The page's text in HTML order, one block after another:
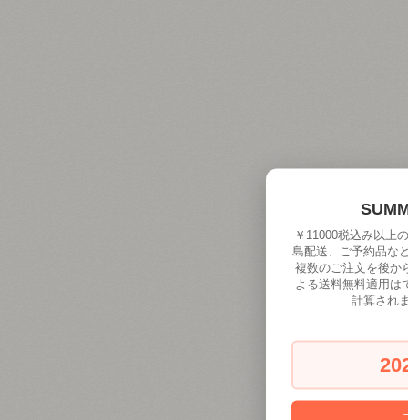
￥11000税込み以上
島配送、ご予約品な
複数のご注文を後か
よる送料無料適用は
計算され